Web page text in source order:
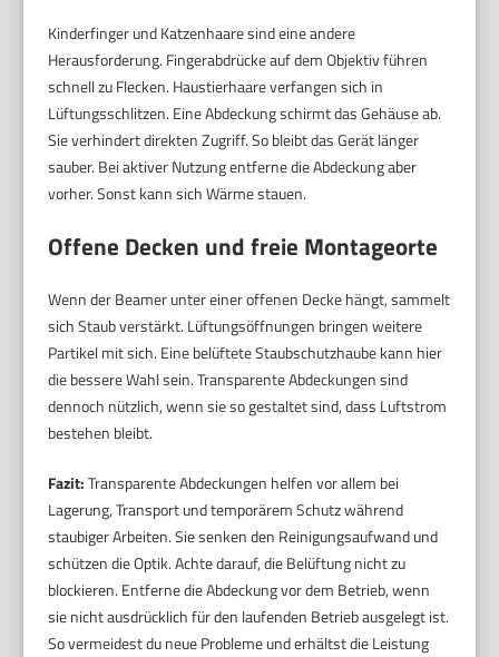
Kinderfinger und Katzenhaare sind eine andere
Herausforderung. Fingerabdrücke auf dem Objektiv führen
schnell zu Flecken. Haustierhaare verfangen sich in
Lüftungsschlitzen. Eine Abdeckung schirmt das Gehäuse ab.
Sie verhindert direkten Zugriff. So bleibt das Gerät länger
sauber. Bei aktiver Nutzung entferne die Abdeckung aber
vorher. Sonst kann sich Wärme stauen.
Offene Decken und freie Montageorte
Wenn der Beamer unter einer offenen Decke hängt, sammelt
sich Staub verstärkt. Lüftungsöffnungen bringen weitere
Partikel mit sich. Eine belüftete Staubschutzhaube kann hier
die bessere Wahl sein. Transparente Abdeckungen sind
dennoch nützlich, wenn sie so gestaltet sind, dass Luftstrom
bestehen bleibt.
Fazit:Transparente Abdeckungen helfen vor allem bei
Lagerung, Transport und temporärem Schutz während
staubiger Arbeiten. Sie senken den Reinigungsaufwand und
schützen die Optik. Achte darauf, die Belüftung nicht zu
blockieren. Entferne die Abdeckung vor dem Betrieb, wenn
sie nicht ausdrücklich für den laufenden Betrieb ausgelegt ist.
So vermeidest du neue Probleme und erhältst die Leistung